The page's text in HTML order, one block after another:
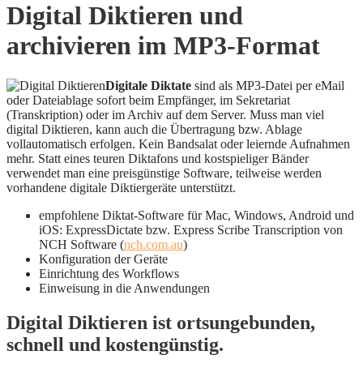
Digital Diktieren und
archivieren im MP3-Format
Digitale Diktate sind als MP3-Datei per eMail
oder Dateiablage sofort beim Empfänger, im Sekretariat
(Transkription) oder im Archiv auf dem Server. Muss man viel
digital Diktieren, kann auch die Übertragung bzw. Ablage
vollautomatisch erfolgen. Kein Bandsalat oder leiernde Aufnahmen
mehr. Statt eines teuren Diktafons und kostspieliger Bänder
verwendet man eine preisgünstige Software, teilweise werden
vorhandene digitale Diktiergeräte unterstützt.
empfohlene Diktat-Software für Mac, Windows, Android und
iOS: ExpressDictate bzw. Express Scribe Transcription von
NCH Software (nch.com.au)
Konfiguration der Geräte
Einrichtung des Workflows
Einweisung in die Anwendungen
Digital Diktieren ist ortsungebunden,
schnell und kostengünstig.